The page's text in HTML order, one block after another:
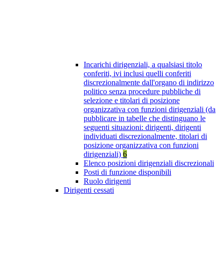
Incarichi dirigenziali, a qualsiasi titolo
conferiti, ivi inclusi quelli conferiti
discrezionalmente dall'organo di indirizzo
politico senza procedure pubbliche di
selezione e titolari di posizione
organizzativa con funzioni dirigenziali (da
pubblicare in tabelle che distinguano le
seguenti situazioni: dirigenti, dirigenti
individuati discrezionalmente, titolari di
posizione organizzativa con funzioni
dirigenziali) 6
Elenco posizioni dirigenziali discrezionali
Posti di funzione disponibili
Ruolo dirigenti
Dirigenti cessati